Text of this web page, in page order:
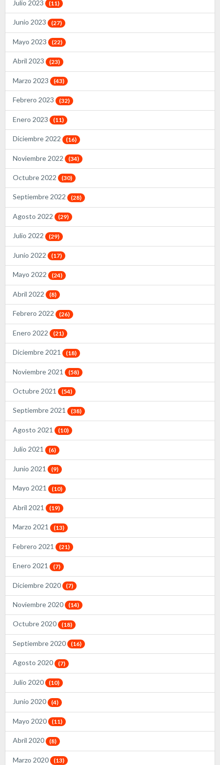
Julio 2023 (11)
Junio 2023 (27)
Mayo 2023 (22)
Abril 2023 (23)
Marzo 2023 (43)
Febrero 2023 (32)
Enero 2023 (11)
Diciembre 2022 (16)
Noviembre 2022 (34)
Octubre 2022 (30)
Septiembre 2022 (28)
Agosto 2022 (29)
Julio 2022 (29)
Junio 2022 (17)
Mayo 2022 (24)
Abril 2022 (8)
Febrero 2022 (26)
Enero 2022 (21)
Diciembre 2021 (18)
Noviembre 2021 (58)
Octubre 2021 (54)
Septiembre 2021 (38)
Agosto 2021 (10)
Julio 2021 (6)
Junio 2021 (9)
Mayo 2021 (10)
Abril 2021 (19)
Marzo 2021 (13)
Febrero 2021 (21)
Enero 2021 (7)
Diciembre 2020 (7)
Noviembre 2020 (14)
Octubre 2020 (18)
Septiembre 2020 (16)
Agosto 2020 (7)
Julio 2020 (10)
Junio 2020 (4)
Mayo 2020 (11)
Abril 2020 (8)
Marzo 2020 (13)